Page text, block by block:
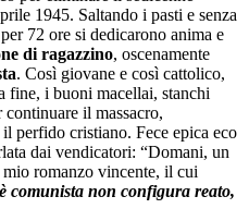
1945. Saltando i pasti e senza
72 ore si dedicarono anima e
di ragazzino, oscenamente
. Così giovane e così cattolico,
fine, i buoni macellai, stanchi
il massacro,
perfido cristiano. Fece epica eco
dai vendicatori: “Domani, un
romanzo vincente, il cui
comunista non configura reato,